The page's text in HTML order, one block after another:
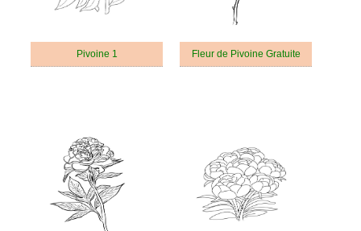
Pivoine 1 Fleur de Pivoine Gratuite